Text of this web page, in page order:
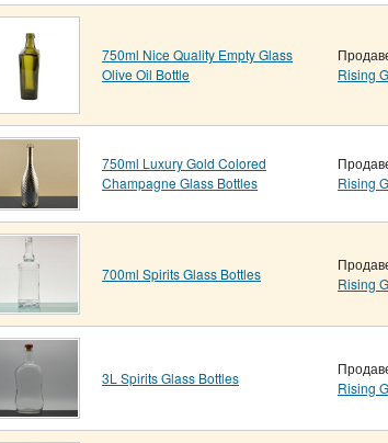
750ml Nice Quality Empty Glass
Olive Oil Bottle
Rising
750ml Luxury Gold Colored
Champagne Glass Bottles
Rising
700ml Spirits Glass Bottles
Rising
3L Spirits Glass Bottles
Rising